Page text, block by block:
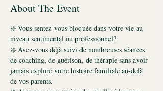
About The Event
❇️ Vous sentez-vous bloquée dans votre vie au
niveau sentimental ou professionnel?
❇️ Avez-vous déjà suivi de nombreuses séances
de coaching, de guérison, de thérapie sans avoir
jamais exploré votre histoire familiale au-delà
de vos parents.